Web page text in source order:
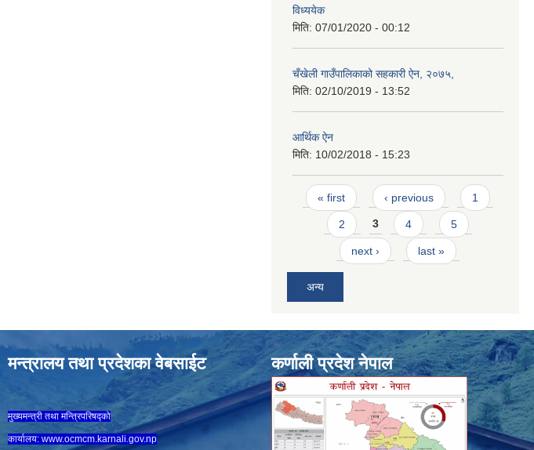
विध्ययेक
मिति: 07/01/2020 - 00:12
चँखेली गाउँपालिकाको सहकारी ऐन, २०७५,
मिति: 02/10/2019 - 13:52
आर्थिक ऐन
मिति: 10/02/2018 - 15:23
Pages
« first ‹ previous 1
2 3 4 5
next › last »
अन्य
मन्त्रालय तथा प्रदेशका वेबसाईट
मुख्यमन्त्री तथा मन्त्रिपरिषद्को
कार्यालय: www.ocmcm.karnali.gov.np
कर्णाली प्रदेश नेपाल